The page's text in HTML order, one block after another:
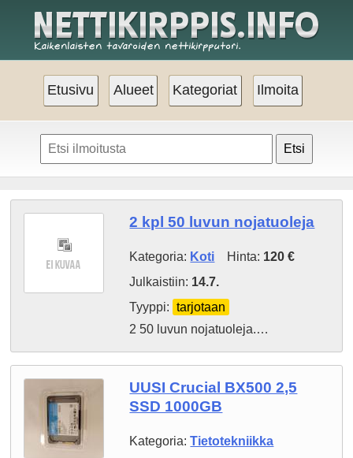
Etusivu Alueet Kategoriat Ilmoita
Etsi
2 kpl 50 luvun nojatuoleja
Kategoria: Koti Hinta: 120 €
Julkaistiin: 14.7.
Tyyppi:
tarjotaan
2 50 luvun nojatuoleja.…
UUSI Crucial BX500 2,5
SSD 1000GB
Kategoria:Tietotekniikka